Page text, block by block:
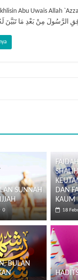
Abu Uwais Allah
الرَّسُولَ مِنْ بَعْدِ مَا تَبَيَّنَ لَهُ
SUNNAH
0
DAN
18
BULAN